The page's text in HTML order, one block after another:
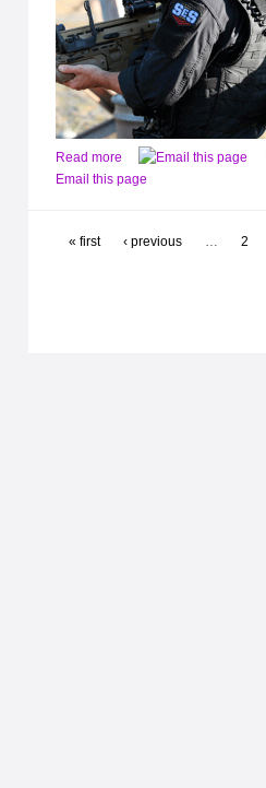
Read more
Email this page
« first ‹ previous … 2